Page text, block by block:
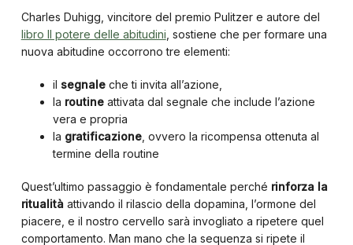
Charles Duhigg, vincitore del premio Pulitzer e autore del
libro Il potere delle abitudini , sostiene che per formare una
nuova abitudine occorrono tre elementi:
il segnaleche ti invita all’azione,
la routineattivata dal segnale che include l’azione
vera e propria
la gratificazione, ovvero la ricompensa ottenuta al
termine della routine
Quest’ultimo passaggio è fondamentale perché rinforza la
ritualità attivando il rilascio della dopamina, l’ormone del
piacere, e il nostro cervello sarà invogliato a ripetere quel
comportamento. Man mano che la sequenza si ripete il